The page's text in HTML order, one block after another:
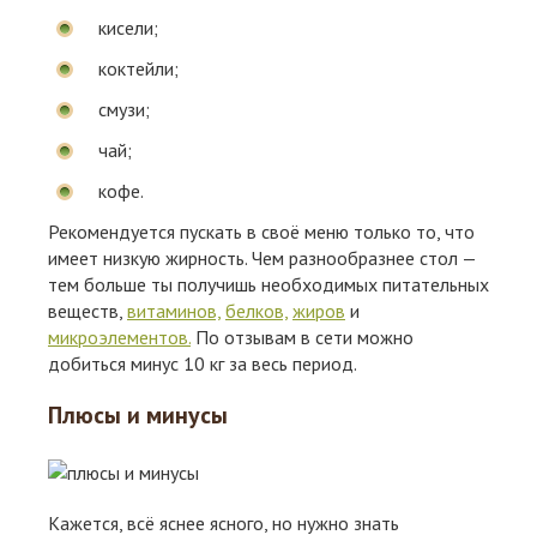
кисели;
коктейли;
смузи;
чай;
кофе.
Рекомендуется пускать в своё меню только то, что
имеет низкую жирность. Чем разнообразнее стол —
тем больше ты получишь необходимых питательных
веществ, витаминов, белков, жиров и
микроэлементов. По отзывам в сети можно
добиться минус 10 кг за весь период.
Плюсы и минусы
Кажется, всё яснее ясного, но нужно знать